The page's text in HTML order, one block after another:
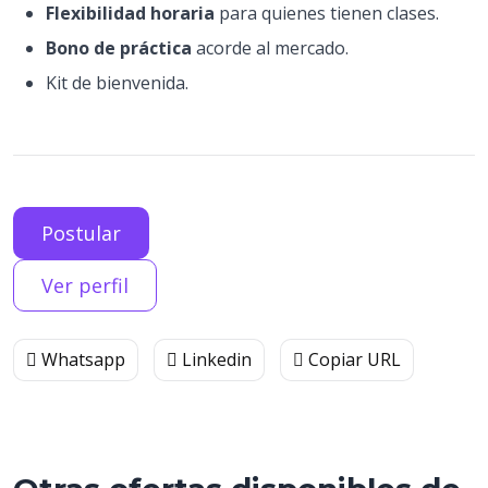
Flexibilidad horaria para quienes tienen clases.
Bono de práctica acorde al mercado.
Kit de bienvenida.
Postular
Ver perfil
Whatsapp Linkedin Copiar URL